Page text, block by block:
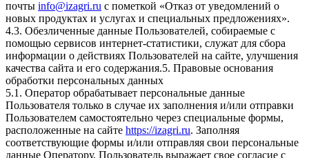
почты info@izagri.ru с пометкой «Отказ от уведомлений о
новых продуктах и услугах и специальных предложениях».
4.3. Обезличенные данные Пользователей, собираемые с
помощью сервисов интернет-статистики, служат для сбора
информации о действиях Пользователей на сайте, улучшения
качества сайта и его содержания.5. Правовые основания
обработки персональных данных
5.1. Оператор обрабатывает персональные данные
Пользователя только в случае их заполнения и/или отправки
Пользователем самостоятельно через специальные формы,
расположенные на сайте https://izagri.ru. Заполняя
соответствующие формы и/или отправляя свои персональные
данные Оператору, Пользователь выражает свое согласие с